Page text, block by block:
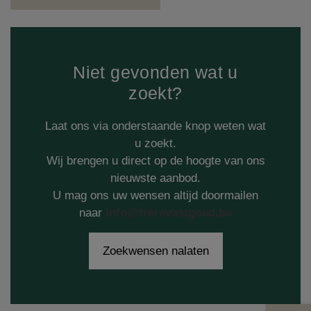
Contact
Hou me op de hoogte
Niet gevonden wat u
zoekt?
Laat ons via onderstaande knop weten wat
u zoekt.
Wij brengen u direct op de hoogte van ons
nieuwste aanbod.
U mag ons uw wensen altijd doormailen
naar
Zoekwensen nalaten